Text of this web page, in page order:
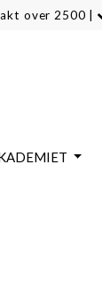
over 2500 |